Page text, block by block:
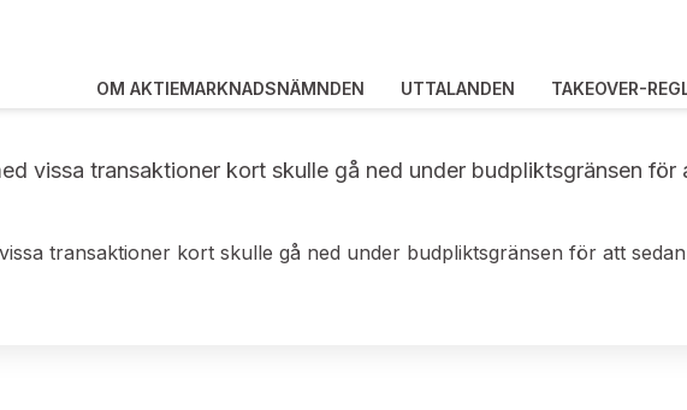
OM AKTIEMARKNADSNÄMNDEN UTTALANDEN TAKEOVER-
vissa transaktioner kort skulle gå ned under budpliktsgränsen för
transaktioner kort skulle gå ned under budpliktsgränsen för att